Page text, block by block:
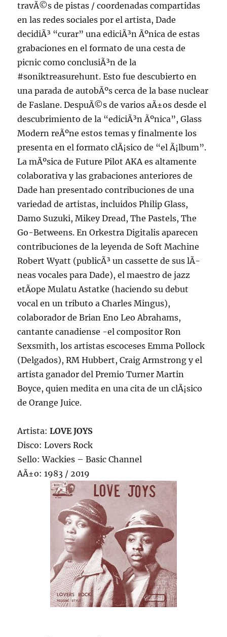
travÃ©s de pistas / coordenadas compartidas
en las redes sociales por el artista, Dade
decidiÃ³ “curar” una ediciÃ³n Ãºnica de estas
grabaciones en el formato de una cesta de
picnic como conclusiÃ³n de la
#soniktreasurehunt. Esto fue descubierto en
una parada de autobÃºs cerca de la base nuclear
de Faslane. DespuÃ©s de varios aÃ±os desde el
descubrimiento de la “ediciÃ³n Ãºnica”, Glass
Modern reÃºne estos temas y finalmente los
presenta en el formato clÃ¡sico de “el Ã¡lbum”.
La mÃºsica de Future Pilot AKA es altamente
colaborativa y las grabaciones anteriores de
Dade han presentado contribuciones de una
variedad de artistas, incluidos Philip Glass,
Damo Suzuki, Mikey Dread, The Pastels, The
Go-Betweens. En Orkestra Digitalis aparecen
contribuciones de la leyenda de Soft Machine
Robert Wyatt (publicÃ³ un cassette de sus lÃ­
neas vocales para Dade), el maestro de jazz
etÃ­ope Mulatu Astatke (haciendo su debut
vocal en un tributo a Charles Mingus),
colaborador de Brian Eno Leo Abrahams,
cantante canadiense -el compositor Ron
Sexsmith, los artistas escoceses Emma Pollock
(Delgados), RM Hubbert, Craig Armstrong y el
artista ganador del Premio Turner Martin
Boyce, quien medita en una cita de un clÃ¡sico
de Orange Juice.
Artista:LOVE JOYS
Disco: Lovers Rock
Sello: Wackies – Basic Channel
AÃ±o: 1983 / 2019